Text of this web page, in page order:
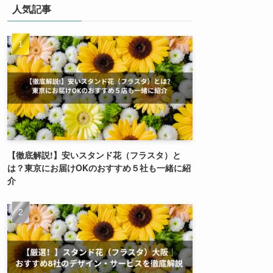
人気記事
【徹底解説!】安いスタンド花（フラスタ）と
は？東京にお届けOKのおすすめ５社も一緒に紹
介